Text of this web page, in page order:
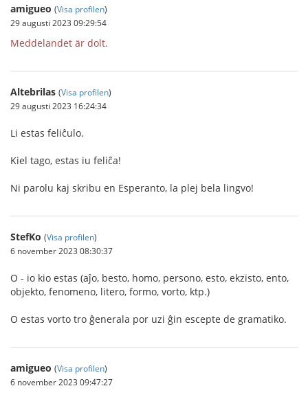
amigueo (Visa profilen)
29 augusti 2023 09:29:54
Meddelandet är dolt.
Altebrilas (Visa profilen)
29 augusti 2023 16:24:34
Li estas feliĉulo.
Kiel tago, estas iu feliĉa!
Ni parolu kaj skribu en Esperanto, la plej bela lingvo!
StefKo (Visa profilen)
6 november 2023 08:30:37
O - io kio estas (aĵo, besto, homo, persono, esto, ekzisto, ento,
objekto, fenomeno, litero, formo, vorto, ktp.)
O estas vorto tro ĝenerala por uzi ĝin escepte de gramatiko.
amigueo (Visa profilen)
6 november 2023 09:47:27